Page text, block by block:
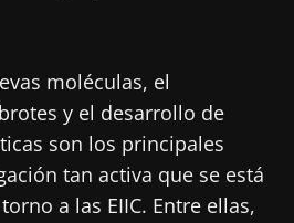
moléculas, el
y el desarrollo de
son los principales
tan activa que se está
a las EIIC. Entre ellas,
informado
de la microbiota para
y reciba el
informado sobre la